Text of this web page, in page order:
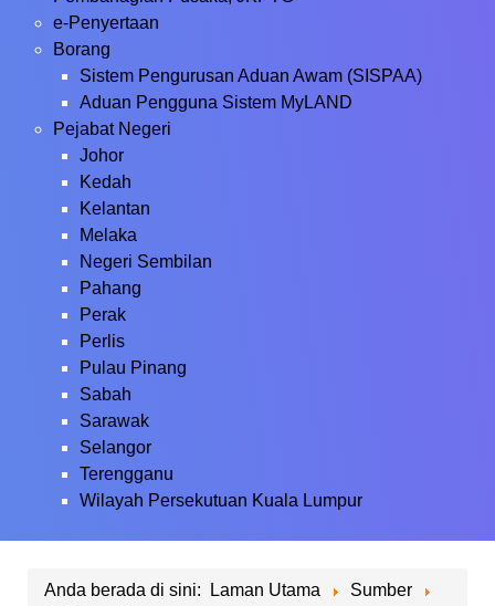
e-Penyertaan
Borang
Sistem Pengurusan Aduan Awam (SISPAA)
Aduan Pengguna Sistem MyLAND
Pejabat Negeri
Johor
Kedah
Kelantan
Melaka
Negeri Sembilan
Pahang
Perak
Perlis
Pulau Pinang
Sabah
Sarawak
Selangor
Terengganu
Wilayah Persekutuan Kuala Lumpur
Anda berada di sini: Laman Utama
Sumber